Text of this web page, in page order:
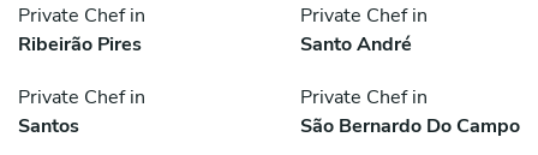
Private Chef in
Ribeirão Pires
Private Chef in
Santo André
Private Chef in
Santos
Private Chef in
São Bernardo Do Campo